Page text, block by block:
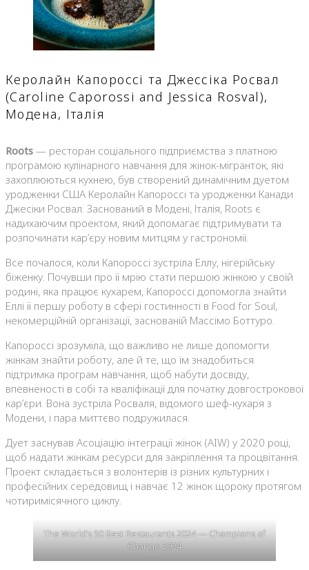
Керолайн Капороссі та Джессіка Росвал
(Caroline Caporossi and Jessica Rosval),
Модена, Італія
Roots — ресторан соціального підприємства з платною
програмою кулінарного навчання для жінок-мігранток, які
захоплюються кухнею, був створений динамічним дуетом
уродженки США Керолайн Капороссі та уродженки Канади
Джесіки Росвал. Заснований в Модені, Італія, Roots є
надихаючим проектом, який допомагає підтримувати та
розпочинати кар’єру новим митцям у гастрономії.
Все почалося, коли Капороссі зустріла Еллу, нігерійську
біженку. Почувши про її мрію стати першою жінкою у своїй
родині, яка працює кухарем, Капороссі допомогла знайти
Еллі її першу роботу в сфері гостинності в Food for Soul,
некомерційній організації, заснованій Массімо Боттуро.
Капороссі зрозуміла, що важливо не лише допомогти
жінкам знайти роботу, але й те, що їм знадобиться
підтримка програм навчання, щоб набути досвіду,
впевненості в собі та кваліфікації для початку довгострокової
кар’єри. Вона зустріла Росваля, відомого шеф-кухаря з
Модени, і пара миттєво подружилася.
Дует заснував Асоціацію інтеграції жінок (AIW) у 2020 році,
щоб надати жінкам ресурси для закріплення та процвітання.
Проект складається з волонтерів із різних культурних і
професійних середовищ і навчає 12 жінок щороку протягом
чотиримісячного циклу.
The World’s 50 Best Restaurants 2024 — Champions of
Change 2024